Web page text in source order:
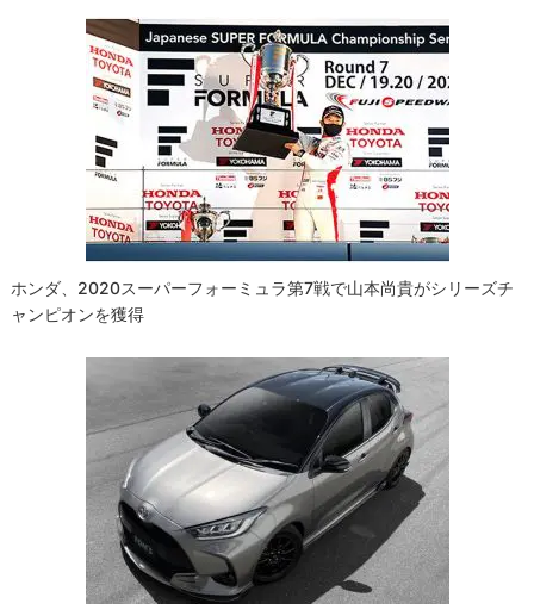
ホンダ、2020スーパーフォーミュラ第7戦で山本尚貴がシリーズチ
ャンピオンを獲得